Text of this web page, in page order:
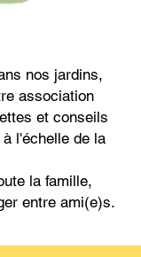
nos jardins,
association
et conseils
l'échelle de la
la famille,
entre ami(e)s.